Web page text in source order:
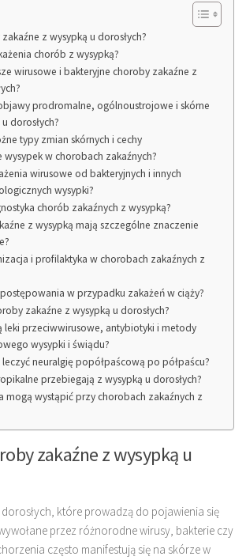
z wysypką u dorosłych?
chorób z wysypką?
wirusowe i bakteryjne choroby zakaźne z
prodromalne, ogólnoustrojowe i skórne
dorosłych?
typy zmian skórnych i cechy
wysypek w chorobach zakaźnych?
wirusowe od bakteryjnych i innych
wysypki?
chorób zakaźnych z wysypką?
z wysypką mają szczególne znaczenie
i profilaktyka w chorobach zakaźnych z
w przypadku zakażeń w ciąży?
zakaźne z wysypką u dorosłych?
leki przeciwwirusowe, antybiotyki i metody
wysypki i świądu?
neuralgię popółpaścową po półpaścu?
przebiegają z wysypką u dorosłych?
mogą wystąpić przy chorobach zakaźnych z
zakaźne z wysypką u
które prowadzą do pojawienia się
przez różnorodne wirusy, bakterie czy
często manifestują się na skórze w